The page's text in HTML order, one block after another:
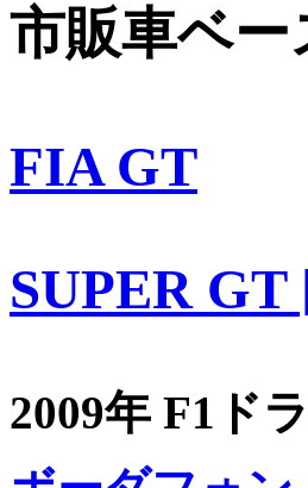
市販車ベー
FIA GT
SUPER GT
2009年 F1ド